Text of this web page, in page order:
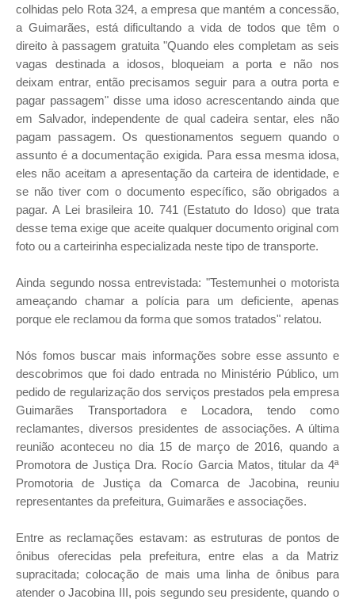
colhidas pelo Rota 324, a empresa que mantém a concessão,
a Guimarães, está dificultando a vida de todos que têm o
direito à passagem gratuita "Quando eles completam as seis
vagas destinada a idosos, bloqueiam a porta e não nos
deixam entrar, então precisamos seguir para a outra porta e
pagar passagem" disse uma idoso acrescentando ainda que
em Salvador, independente de qual cadeira sentar, eles não
pagam passagem. Os questionamentos seguem quando o
assunto é a documentação exigida. Para essa mesma idosa,
eles não aceitam a apresentação da carteira de identidade, e
se não tiver com o documento específico, são obrigados a
pagar. A Lei brasileira 10. 741 (Estatuto do Idoso) que trata
desse tema exige que aceite qualquer documento original com
foto ou a carteirinha especializada neste tipo de transporte.
Ainda segundo nossa entrevistada: "Testemunhei o motorista
ameaçando chamar a polícia para um deficiente, apenas
porque ele reclamou da forma que somos tratados" relatou.
Nós fomos buscar mais informações sobre esse assunto e
descobrimos que foi dado entrada no Ministério Público, um
pedido de regularização dos serviços prestados pela empresa
Guimarães Transportadora e Locadora, tendo como
reclamantes, diversos presidentes de associações. A última
reunião aconteceu no dia 15 de março de 2016, quando a
Promotora de Justiça Dra. Rocío Garcia Matos, titular da 4ª
Promotoria de Justiça da Comarca de Jacobina, reuniu
representantes da prefeitura, Guimarães e associações.
Entre as reclamações estavam: as estruturas de pontos de
ônibus oferecidas pela prefeitura, entre elas a da Matriz
supracitada; colocação de mais uma linha de ônibus para
atender o Jacobina III, pois segundo seu presidente, quando o